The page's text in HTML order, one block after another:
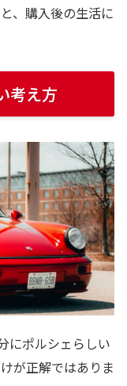
、購入後の生活に
考え方
にポルシェらしい
が正解ではありま